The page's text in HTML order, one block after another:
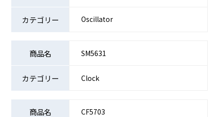
Oscillator
SM5631
Clock
CF5703